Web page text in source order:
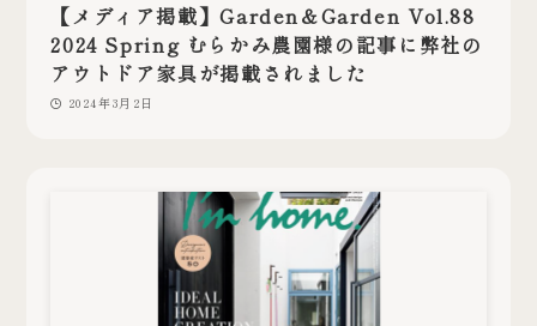
【メディア掲載】Garden＆Garden Vol.88
2024 Spring むらかみ農園様の記事に弊社の
アウトドア家具が掲載されました
2024年3月2日